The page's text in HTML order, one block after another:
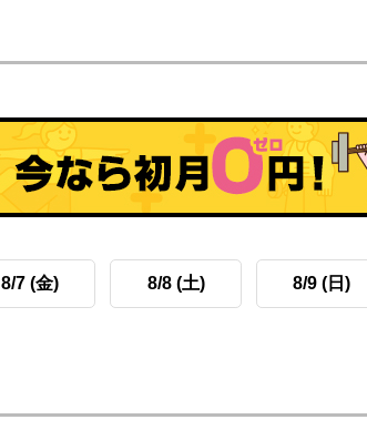
8/7 (金) 8/8 (土) 8/9 (日)